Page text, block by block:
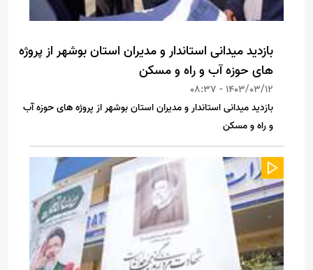
بازدید میدانی استاندار و مدیران استان بوشهر از پروژه
های حوزه آب و راه و مسکن
1403/03/12 - 08:37
بازدید میدانی استاندار و مدیران استان بوشهر از پروژه های حوزه آب
و راه و مسکن